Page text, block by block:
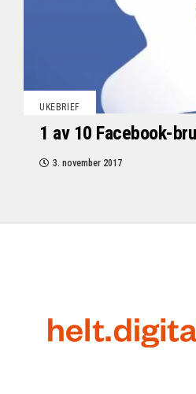
UKEBRIEF
1 av 10 Facebook-
3. november 2017